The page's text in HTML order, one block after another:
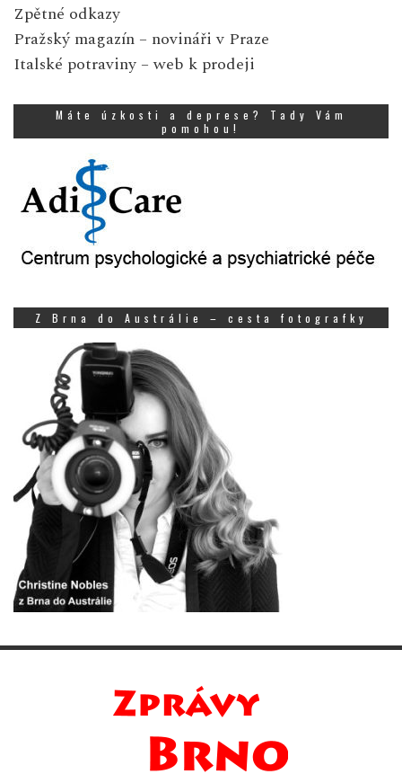
Zpětné odkazy
Pražský magazín – novináři v Praze
Italské potraviny – web k prodeji
Máte úzkosti a deprese? Tady Vám
pomohou!
Z Brna do Austrálie – cesta fotografky